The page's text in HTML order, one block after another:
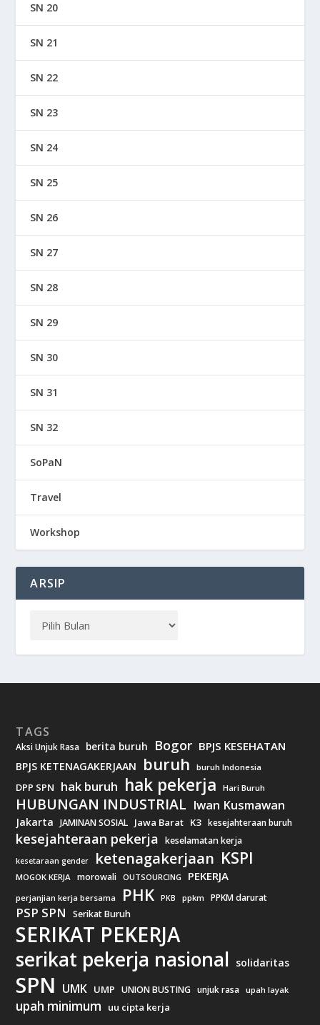
SN 20
SN 21
SN 22
SN 23
SN 24
SN 25
SN 26
SN 27
SN 28
SN 29
SN 30
SN 31
SN 32
SoPaN
Travel
Workshop
ARSIP
TAGS
Aksi Unjuk Rasa berita buruh Bogor BPJS KESEHATAN
BPJS KETENAGAKERJAAN buruh buruh Indonesia
DPP SPN hak buruh hak pekerja Hari Buruh
HUBUNGAN INDUSTRIAL Iwan Kusmawan
Jakarta JAMINAN SOSIAL Jawa Barat K3 kesejahteraan buruh
kesejahteraan pekerja keselamatan kerja
kesetaraan gender ketenagakerjaan KSPI
MOGOK KERJA morowali OUTSOURCING PEKERJA
perjanjian kerja bersama PHK PKB ppkm PPKM darurat
PSP SPN Serikat Buruh
SERIKAT PEKERJA
serikat pekerja nasional solidaritas
SPN UMK UMP UNION BUSTING unjuk rasa upah layak
upah minimum uu cipta kerja